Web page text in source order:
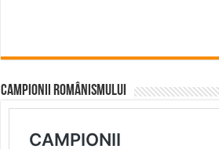
CAMPIONII ROMÂNISMULUI